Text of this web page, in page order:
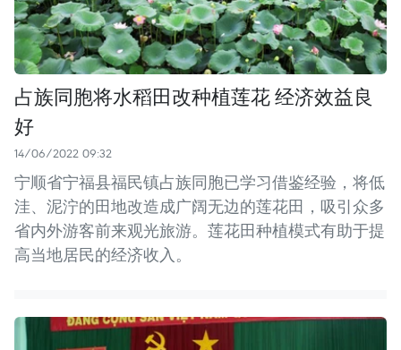
占族同胞将水稻田改种植莲花 经济效益良
好
14/06/2022 09:32
宁顺省宁福县福民镇占族同胞已学习借鉴经验，将低
洼、泥泞的田地改造成广阔无边的莲花田，吸引众多
省内外游客前来观光旅游。莲花田种植模式有助于提
高当地居民的经济收入。